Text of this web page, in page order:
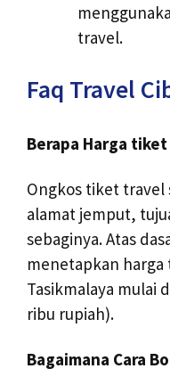
travel.
Faq Travel
Berapa Harga
Ongkos tiket travel
alamat jemput,
sebaginya. Atas
menetapkan
Tasikmalaya mulai
ribu rupiah).
Bagaimana Cara